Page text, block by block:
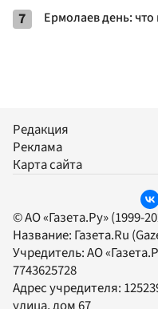
7 Ермолаев день: что
Редакция
Реклама
Карта сайта
© АО «Газета.Ру» (1999-
Название: Газета.Ru
Учредитель:АО
7743625728
Адрес учредителя: